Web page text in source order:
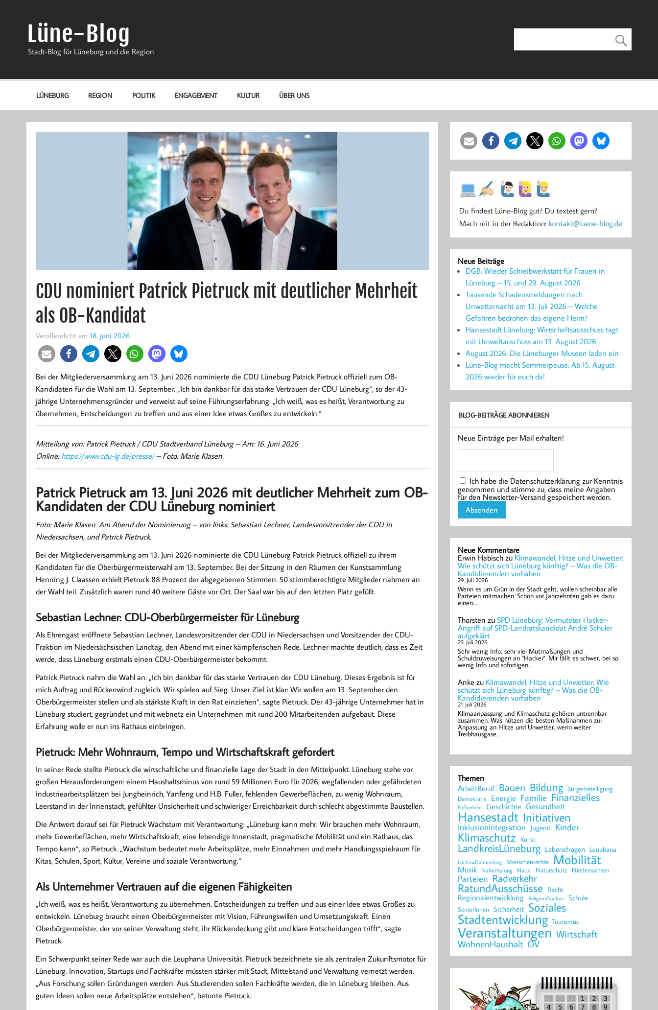
Lüne-Blog
Stadt-Blog für Lüneburg und die Region
LÜNEBURG REGION POLITIK ENGAGEMENT KULTUR ÜBER UNS
CDU nominiert Patrick Pietruck mit deutlicher Mehrheit
als OB-Kandidat
Veröffentlicht am 18. Juni 2026
Bei der Mitgliederversammlung am 13. Juni 2026 nominierte die CDU Lüneburg Patrick Pietruck offiziell zum OB-
Kandidaten für die Wahl am 13. September. „Ich bin dankbar für das starke Vertrauen der CDU Lüneburg“, so der 43-
jährige Unternehmensgründer und verweist auf seine Führungserfahrung: „Ich weiß, was es heißt, Verantwortung zu
übernehmen, Entscheidungen zu treffen und aus einer Idee etwas Großes zu entwickeln.“
Mitteilung von: Patrick Pietruck / CDU Stadtverband Lüneburg –Am: 16. Juni 2026
Online: https://www.cdu-lg.de/presse/– Foto: Marie Klasen.
Patrick Pietruck am 13. Juni 2026 mit deutlicher Mehrheit zum OB-
Kandidaten der CDU Lüneburg nominiert
Foto: Marie Klasen. Am Abend der Nominierung – von links: Sebastian Lechner, Landesvorsitzender der CDU in
Niedersachsen, und Patrick Pietruck.
Bei der Mitgliederversammlung am 13. Juni 2026 nominierte die CDU Lüneburg Patrick Pietruck offiziell zu ihrem
Kandidaten für die Oberbürgermeisterwahl am 13. September. Bei der Sitzung in den Räumen der Kunstsammlung
Henning J. Claassen erhielt Pietruck 88 Prozent der abgegebenen Stimmen. 50 stimmberechtigte Mitglieder nahmen an
der Wahl teil. Zusätzlich waren rund 40 weitere Gäste vor Ort. Der Saal war bis auf den letzten Platz gefüllt.
Sebastian Lechner: CDU-Oberbürgermeister für Lüneburg
Als Ehrengast eröffnete Sebastian Lechner, Landesvorsitzender der CDU in Niedersachsen und Vorsitzender der CDU-
Fraktion im Niedersächsischen Landtag, den Abend mit einer kämpferischen Rede. Lechner machte deutlich, dass es Zeit
werde, dass Lüneburg erstmals einen CDU-Oberbürgermeister bekommt.
Patrick Pietruck nahm die Wahl an: „Ich bin dankbar für das starke Vertrauen der CDU Lüneburg. Dieses Ergebnis ist für
mich Auftrag und Rückenwind zugleich. Wir spielen auf Sieg. Unser Ziel ist klar: Wir wollen am 13. September den
Oberbürgermeister stellen und als stärkste Kraft in den Rat einziehen“, sagte Pietruck. Der 43-jährige Unternehmer hat in
Lüneburg studiert, gegründet und mit webnetz ein Unternehmen mit rund 200 Mitarbeitenden aufgebaut. Diese
Erfahrung wolle er nun ins Rathaus einbringen.
Pietruck: Mehr Wohnraum, Tempo und Wirtschaftskraft gefordert
In seiner Rede stellte Pietruck die wirtschaftliche und finanzielle Lage der Stadt in den Mittelpunkt. Lüneburg stehe vor
großen Herausforderungen: einem Haushaltsminus von rund 59 Millionen Euro für 2026, wegfallenden oder gefährdeten
Industriearbeitsplätzen bei Jungheinrich, Yanfeng und H.B. Fuller, fehlenden Gewerbeflächen, zu wenig Wohnraum,
Leerstand in der Innenstadt, gefühlter Unsicherheit und schwieriger Erreichbarkeit durch schlecht abgestimmte Baustellen.
Die Antwort darauf sei für Pietruck Wachstum mit Verantwortung: „Lüneburg kann mehr. Wir brauchen mehr Wohnraum,
mehr Gewerbeflächen, mehr Wirtschaftskraft, eine lebendige Innenstadt, pragmatische Mobilität und ein Rathaus, das
Tempo kann“, so Pietruck. „Wachstum bedeutet mehr Arbeitsplätze, mehr Einnahmen und mehr Handlungsspielraum für
Kitas, Schulen, Sport, Kultur, Vereine und soziale Verantwortung.“
Als Unternehmer Vertrauen auf die eigenen Fähigkeiten
„Ich weiß, was es heißt, Verantwortung zu übernehmen, Entscheidungen zu treffen und aus einer Idee etwas Großes zu
entwickeln. Lüneburg braucht einen Oberbürgermeister mit Vision, Führungswillen und Umsetzungskraft. Einen
Oberbürgermeister, der vor seiner Verwaltung steht, ihr Rückendeckung gibt und klare Entscheidungen trifft“, sagte
Pietruck.
Ein Schwerpunkt seiner Rede war auch die Leuphana Universität. Pietruck bezeichnete sie als zentralen Zukunftsmotor für
Lüneburg. Innovation, Startups und Fachkräfte müssten stärker mit Stadt, Mittelstand und Verwaltung vernetzt werden.
„Aus Forschung sollen Gründungen werden. Aus Studierenden sollen Fachkräfte werden, die in Lüneburg bleiben. Aus
guten Ideen sollen neue Arbeitsplätze entstehen“, betonte Pietruck.
Neue Beiträge
DGB: Wieder Schreibwerkstatt für Frauen in
Lüneburg – 15. und 29. August 2026
Tausende Schadensmeldungen nach
Unwetternacht am 13. Juli 2026 – Welche
Gefahren bedrohen das eigene Heim?
Hansestadt Lüneburg: Wirtschaftsausschuss tagt
mit Umweltauschuss am 13. August 2026
August 2026: Die Lüneburger Museen laden ein
Lüne-Blog macht Sommerpause: Ab 15. August
2026 wieder für euch da!
BLOG-BEITRÄGE ABONNIEREN
Neue Einträge per Mail erhalten!
Ich habe die Datenschutzerklärung zur Kenntnis
genommen und stimme zu, dass meine Angaben
für den Newsletter-Versand gespeichert werden.
Neue Kommentare
Erwin Habisch zu Klimawandel, Hitze und Unwetter:
Wie schützt sich Lüneburg künftig? – Was die OB-
Kandidierenden vorhaben
29. Juli 2026
Wenn es um Grün in der Stadt geht, wollen scheinbar alle
Parteien mitmachen. Schon vor Jahrzehnten gab es dazu
einen…
Thorsten zuSPD Lüneburg: Vermuteter Hacker-
Angriff auf SPD-Landratskandidat André Schuler
aufgeklärt
23. Juli 2026
Sehr wenig Info, sehr viel Mutmaßungen und
Schuldzuweisungen an "Hacker". Mir fällt es schwer, bei so
wenig Info und sofortigen…
Anke zu Klimawandel, Hitze und Unwetter: Wie
schützt sich Lüneburg künftig? – Was die OB-
Kandidierenden vorhaben
21. Juli 2026
Klimaanpassung und Klimaschutz gehören untrennbar
zusammen. Was nützen die besten Maßnahmen zur
Anpassung an Hitze und Unwetter, wenn weiter
Treibhausgase…
Themen
ArbeitBeruf Bauen Bildung Bürgerbeteiligung
Demokratie Energie Familie Finanzielles
Fußverkehr Geschichte Gesundheit
Hansestadt Initiativen
InklusionIntegration Jugend Kinder
Klimaschutz Kunst
LandkreisLüneburg Lebensfragen Leuphana
LüchowDannenberg Menschenrechte Mobilität
Musik Naherholung Natur Naturschutz Niedersachsen
Parteien Radverkehr
RatundAusschüsse Recht
Regionalentwicklung ReligionGlauben Schule
SeniorInnen Sicherheit Soziales
Stadtentwicklung Tourismus
Veranstaltungen Wirtschaft
WohnenHaushalt ÖV